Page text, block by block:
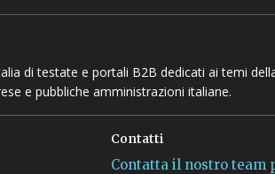
di testate e portali B2B dedicati ai temi
e pubbliche amministrazioni italiane.
Contatti
Contatta il nostro team